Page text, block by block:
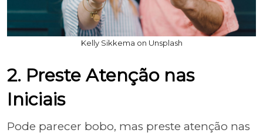
Kelly Sikkema on Unsplash
2. Preste Atenção nas
Iniciais
Pode parecer bobo, mas preste atenção nas